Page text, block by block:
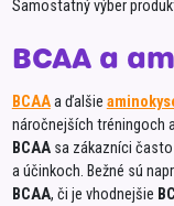
Samostatný výber
BCAA a
BCAAa ďalšie
náročnejších tréningoch
BCAAsa zákazníci často
a účinkoch. Bežné sú
BCAA, či je vhodnejšie